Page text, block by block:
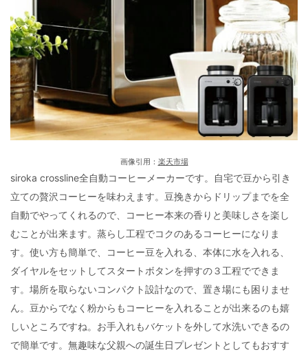
画像引用： 楽天市場
siroka crossline全自動コーヒーメーカーです。自宅で豆から引き
立ての贅沢コーヒーを味わえます。豆挽きからドリップまでを全
自動でやってくれるので、コーヒー本来の香りと美味しさを楽し
むことが出来ます。蒸らし工程でコクのあるコーヒーになりま
す。使い方も簡単で、コーヒー豆を入れる、本体に水を入れる、
ダイヤルをセットしてスタートボタンを押すの３工程でできま
す。場所を取らないコンパクト設計なので、置き場にも困りませ
ん。豆からでなく粉からもコーヒーを入れることが出来るのも嬉
しいところですね。お手入れもバケットを外して水洗いできるの
で簡単です。無趣味な父親への誕生日プレゼントとしてもおすす